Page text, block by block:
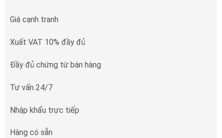
Giá cạnh tranh
Xuất VAT 10% đầy đủ
Đầy đủ chứng từ bán hàng
Tư vấn 24/7
Nhập khẩu trực tiếp
Hàng có sẵn